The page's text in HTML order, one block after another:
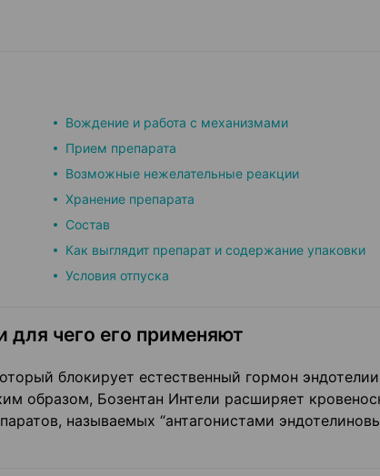
Вождение и работа с механизмами
Прием препарата
Возможные нежелательные реакции
Хранение препарата
Состав
Как выглядит препарат и содержание упаковки
Условия отпуска
для чего его применяют
блокирует естественный гормон эндотелии
образом, Бозентан Интели расширяет
называемых “антагонистами